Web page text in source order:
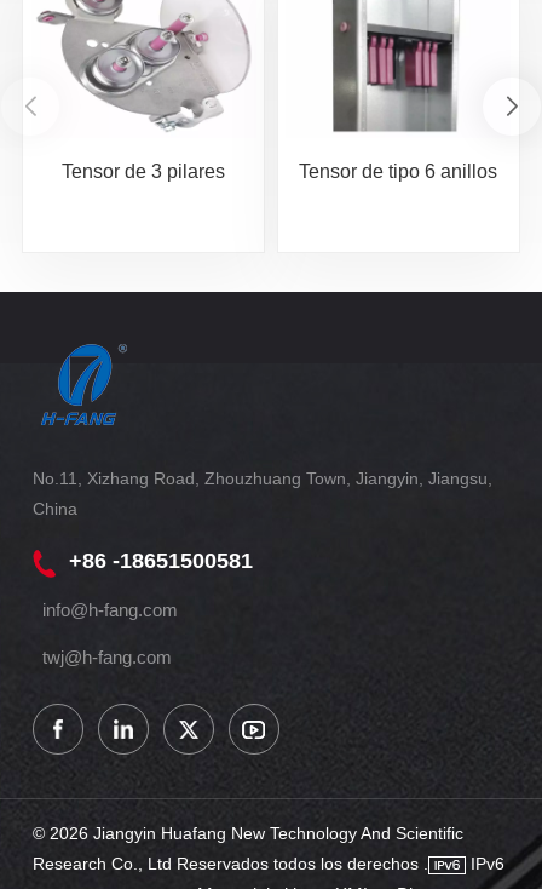
Tensor de 3 pilares Tensor de tipo 6 anillos
No.11, Xizhang Road, Zhouzhuang Town, Jiangyin, Jiangsu,
China
+86 -18651500581
info@h-fang.com
twj@h-fang.com
© 2026 Jiangyin Huafang New Technology And Scientific
Research Co., Ltd Reservados todos los derechos .
IPv6